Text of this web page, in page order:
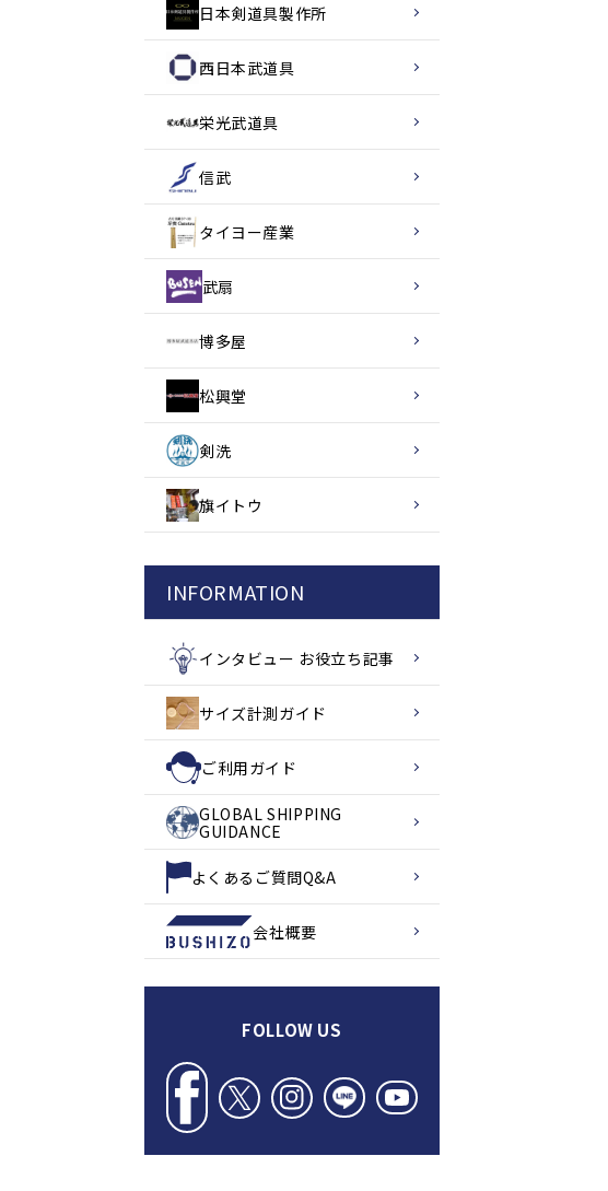
日本剣道具製作所
西日本武道具
栄光武道具
信武
タイヨー産業
武扇
博多屋
松興堂
剣洗
旗イトウ
INFORMATION
インタビュー お役立ち記事
サイズ計測ガイド
ご利用ガイド
GLOBAL SHIPPING
GUIDANCE
よくあるご質問Q&A
会社概要
FOLLOW US